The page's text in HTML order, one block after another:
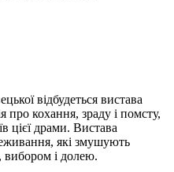
відбудеться вистава
кохання, зраду і помсту,
цієї драми. Вистава
які змушують
вибором і долею.